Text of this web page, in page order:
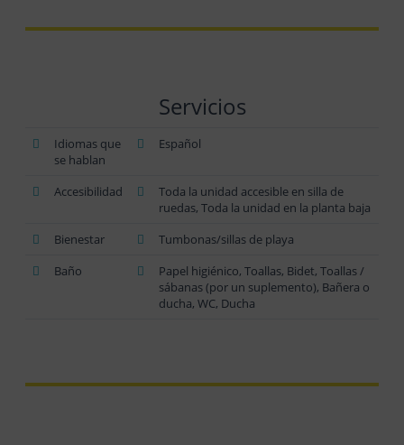
Servicios
Idiomas que
se hablan
Español
Accesibilidad
Toda la unidad accesible en silla de
ruedas, Toda la unidad en la planta baja
Bienestar
Tumbonas/sillas de playa
Baño
Papel higiénico, Toallas, Bidet, Toallas /
sábanas (por un suplemento), Bañera o
ducha, WC, Ducha